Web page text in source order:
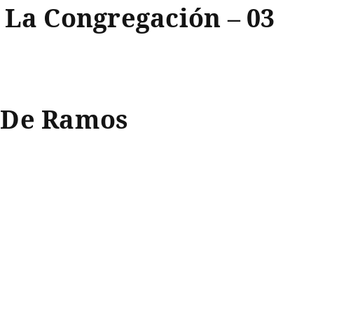
Congregación – 03
Ramos